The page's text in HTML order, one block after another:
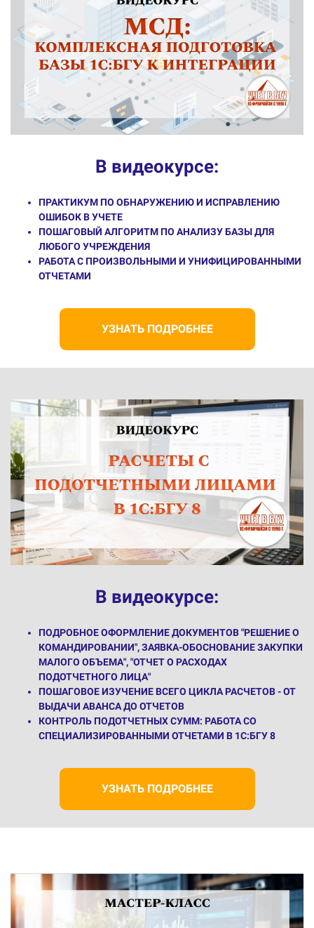
В видеокурсе:
ПРАКТИКУМ ПО ОБНАРУЖЕНИЮ И ИСПРАВЛЕНИЮ
ОШИБОК В УЧЕТЕ
ПОШАГОВЫЙ АЛГОРИТМ ПО АНАЛИЗУ БАЗЫ ДЛЯ
ЛЮБОГО УЧРЕЖДЕНИЯ
РАБОТА С ПРОИЗВОЛЬНЫМИ И УНИФИЦИРОВАННЫМИ
ОТЧЕТАМИ
УЗНАТЬ ПОДРОБНЕЕ
В видеокурсе:
ПОДРОБНОЕ ОФОРМЛЕНИЕ ДОКУМЕНТОВ "РЕШЕНИЕ О
КОМАНДИРОВАНИИ", ЗАЯВКА-ОБОСНОВАНИЕ ЗАКУПКИ
МАЛОГО ОБЪЕМА", "ОТЧЕТ О РАСХОДАХ
ПОДОТЧЕТНОГО ЛИЦА"
ПОШАГОВОЕ ИЗУЧЕНИЕ ВСЕГО ЦИКЛА РАСЧЕТОВ - ОТ
ВЫДАЧИ АВАНСА ДО ОТЧЕТОВ
КОНТРОЛЬ ПОДОТЧЕТНЫХ СУММ: РАБОТА СО
СПЕЦИАЛИЗИРОВАННЫМИ ОТЧЕТАМИ В 1С:БГУ 8
УЗНАТЬ ПОДРОБНЕЕ